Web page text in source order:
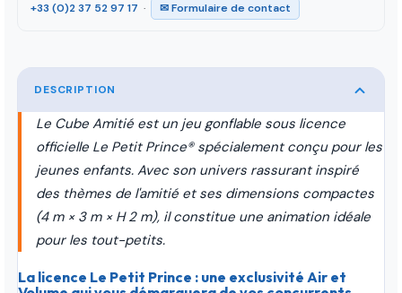
+33 (0)2 37 52 97 17 · ✉ Formulaire de contact
DESCRIPTION
Le Cube Amitié est un jeu gonflable sous licence
officielle Le Petit Prince® spécialement conçu pour les
jeunes enfants. Avec son univers rassurant inspiré
des thèmes de l'amitié et ses dimensions compactes
(4 m × 3 m × H 2 m), il constitue une animation idéale
pour les tout-petits.
La licence Le Petit Prince : une exclusivité Air et